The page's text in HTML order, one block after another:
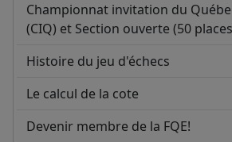
Championnat invitation du
(CIQ) et Section ouverte (50
Histoire du jeu d'échecs
Le calcul de la cote
Devenir membre de la FQE!